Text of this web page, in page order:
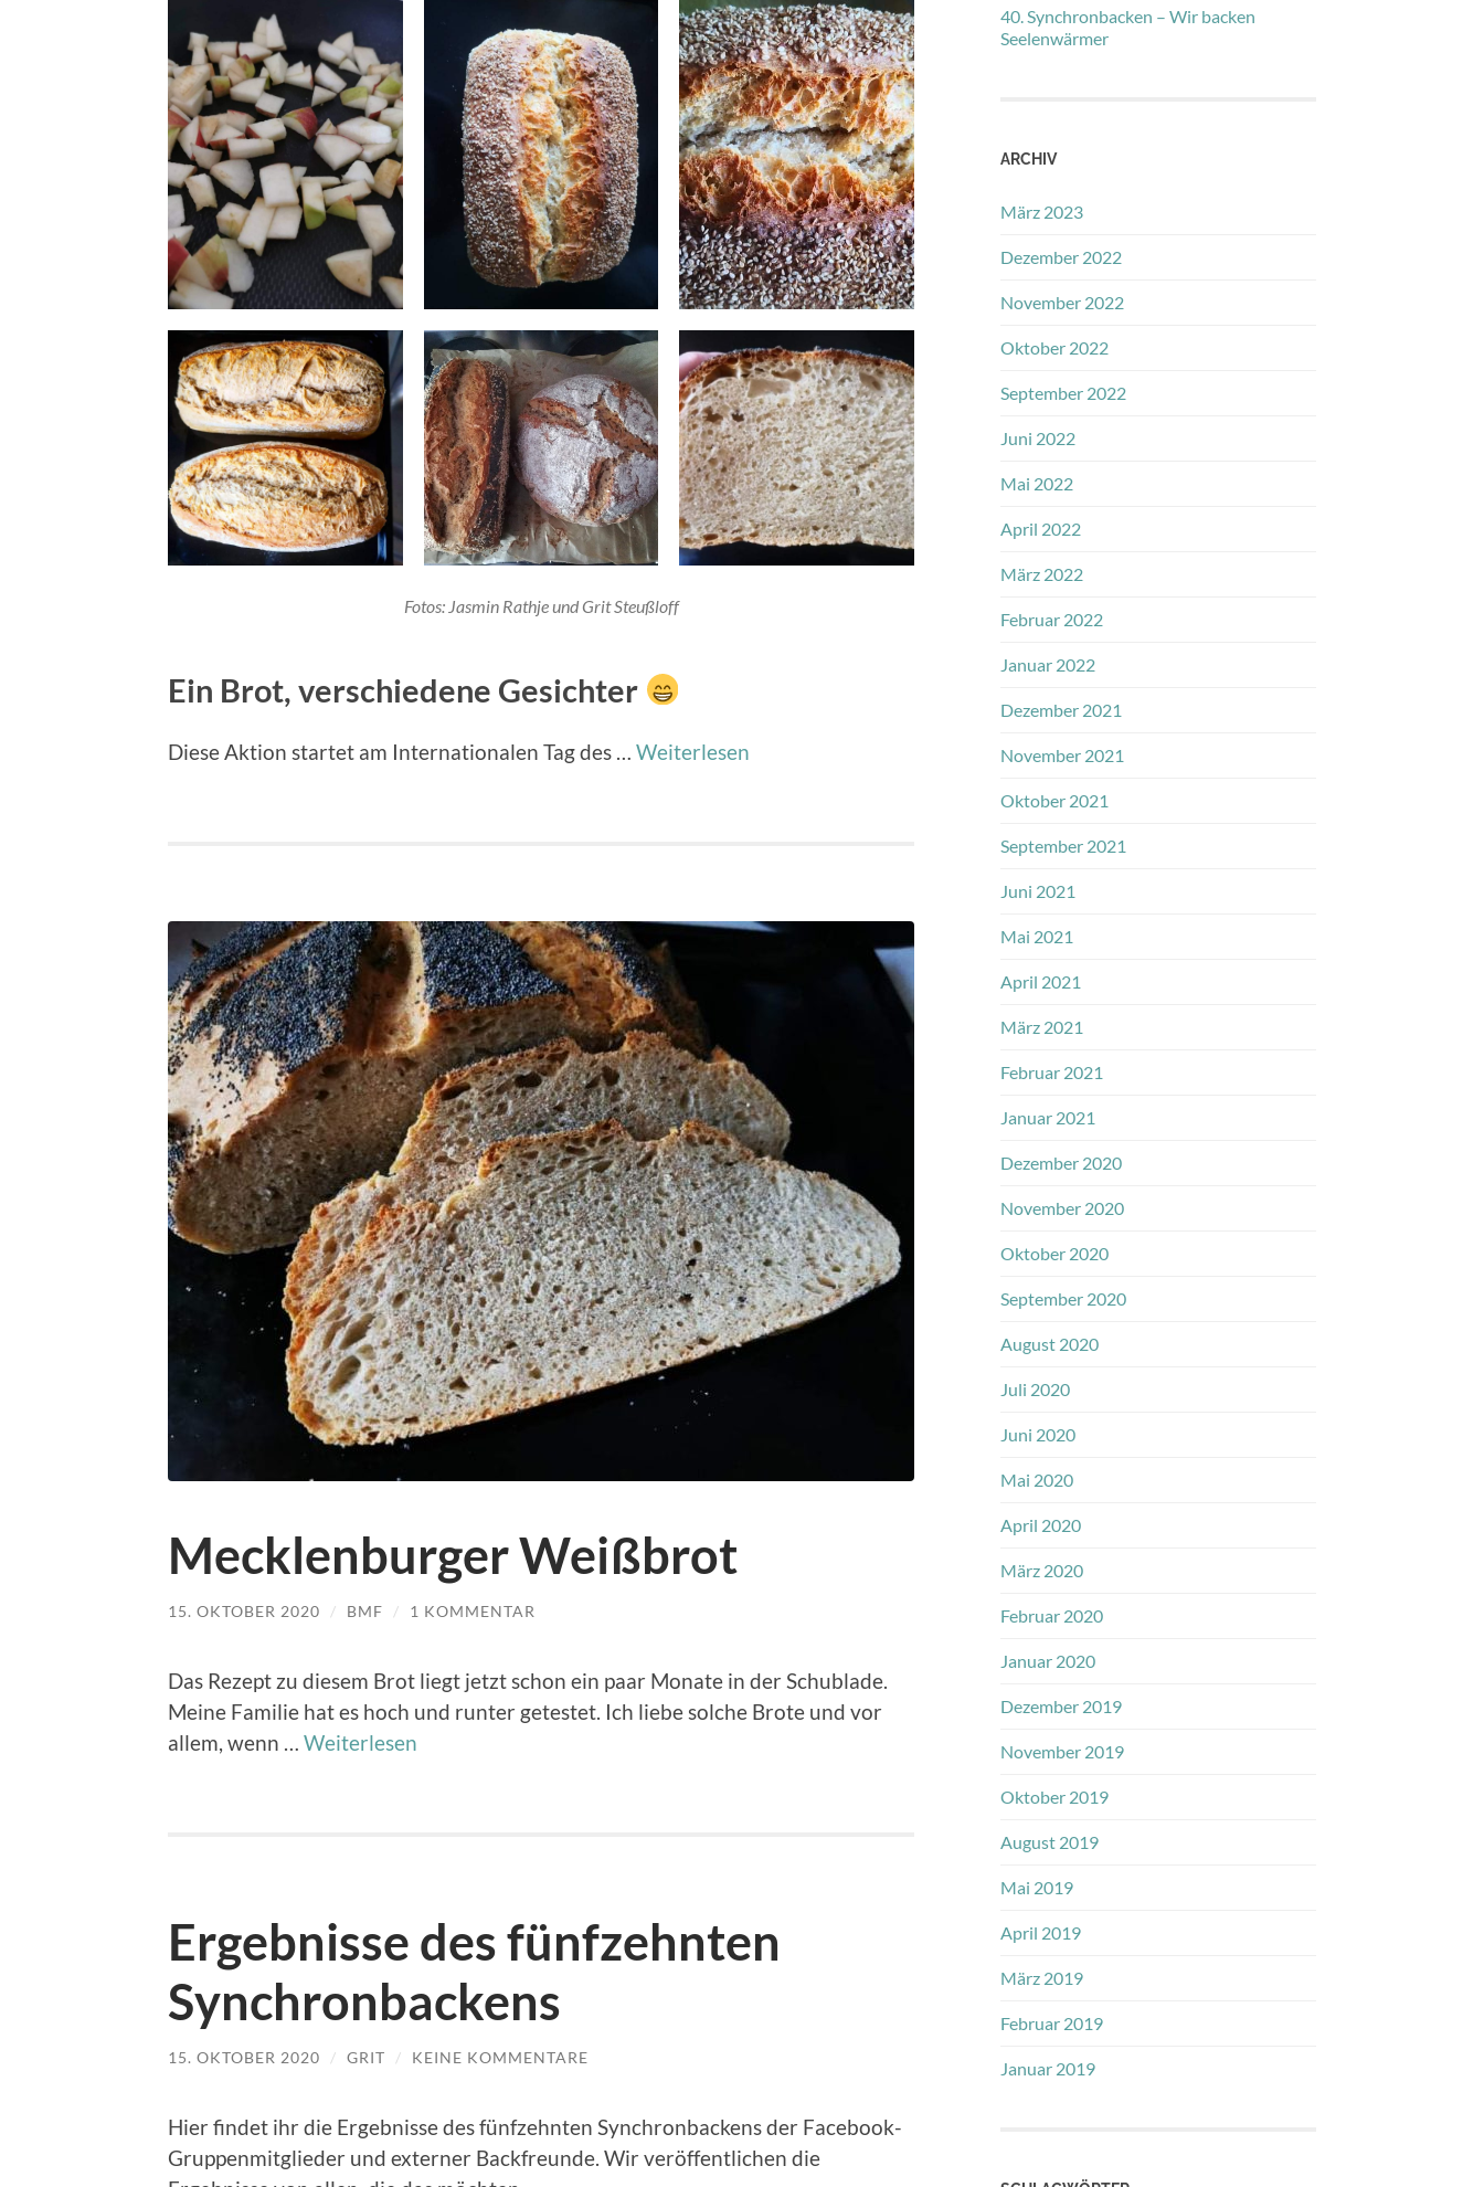
Fotos: Jasmin Rathje und Grit Steußloff
Ein Brot, verschiedene Gesichter
Diese Aktion startet am Internationalen Tag des … Weiterlesen
Mecklenburger Weißbrot
15. OKTOBER 2020 / BMF / 1 KOMMENTAR
Das Rezept zu diesem Brot liegt jetzt schon ein paar Monate in der Schublade.
Meine Familie hat es hoch und runter getestet. Ich liebe solche Brote und vor
allem, wenn … Weiterlesen
Ergebnisse des fünfzehnten
Synchronbackens
15. OKTOBER 2020 / GRIT / KEINE KOMMENTARE
Hier findet ihr die Ergebnisse des fünfzehnten Synchronbackens der Facebook-
Gruppenmitglieder und externer Backfreunde. Wir veröffentlichen die
40. Synchronbacken – Wir backen
Seelenwärmer
ARCHIV
März 2023
Dezember 2022
November 2022
Oktober 2022
September 2022
Juni 2022
Mai 2022
April 2022
März 2022
Februar 2022
Januar 2022
Dezember 2021
November 2021
Oktober 2021
September 2021
Juni 2021
Mai 2021
April 2021
März 2021
Februar 2021
Januar 2021
Dezember 2020
November 2020
Oktober 2020
September 2020
August 2020
Juli 2020
Juni 2020
Mai 2020
April 2020
März 2020
Februar 2020
Januar 2020
Dezember 2019
November 2019
Oktober 2019
August 2019
Mai 2019
April 2019
März 2019
Februar 2019
Januar 2019